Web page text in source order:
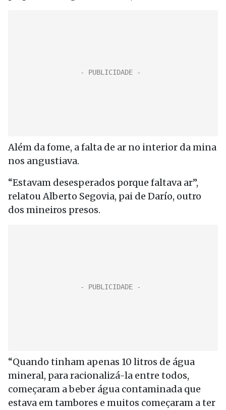
Além da fome, a falta de ar no interior da mina
nos angustiava.
“Estavam desesperados porque faltava ar”,
relatou Alberto Segovia, pai de Darío, outro
dos mineiros presos.
“Quando tinham apenas 10 litros de água
mineral, para racionalizá-la entre todos,
começaram a beber água contaminada que
estava em tambores e muitos começaram a ter